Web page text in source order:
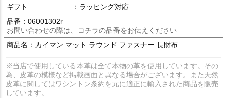
ギフト
：ラッピング対応
品番：06001302r
お問い合わせの際は、コチラの品番をお伝えください
商品名：カイマン マット ラウンド ファスナー 長財布
※当店で使用している本革は全て本物の革を使用しています。その
為、皮革の模様など掲載画面と異なる場合がございます。また天然
皮革に関してはワシントン条約を元に適正に輸入された商品を販売
しています。